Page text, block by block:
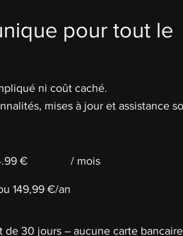
pour tout le
ni coût caché.
mises à jour et assistance
€ / mois
149,99 €/an
de 30 jours – aucune carte bancaire